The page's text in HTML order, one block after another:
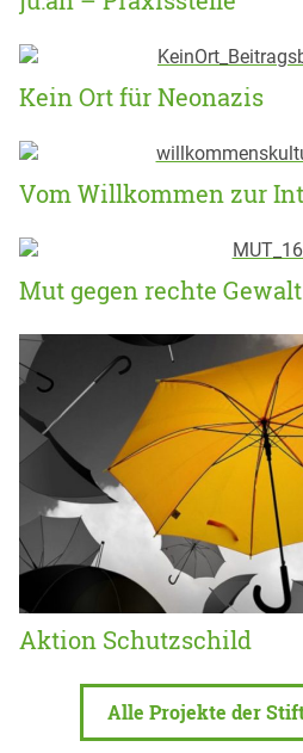
Kein Ort für Neonazis
Vom Willkommen zur
Mut gegen rechte Gewalt
Aktion Schutzschild
Alle Projekte der